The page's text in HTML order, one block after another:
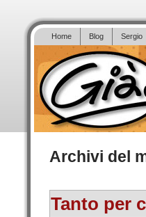
Home Blog Sergio
Archivi del
Tanto per